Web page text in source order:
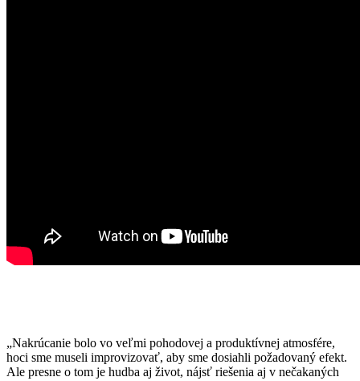
„Nakrúcanie bolo vo veľmi pohodovej a produktívnej atmosfére,
hoci sme museli improvizovať, aby sme dosiahli požadovaný efekt.
Ale presne o tom je hudba aj život, nájsť riešenia aj v nečakaných